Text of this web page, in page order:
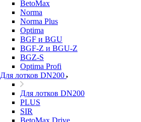
BetoMax
Norma
Norma Plus
Optima
BGF и BGU
BGF-Z и BGU-Z
BGZ-S
Optima Profi
Для лотков DN200
Для лотков DN200
PLUS
SIR
BetoMax Drive